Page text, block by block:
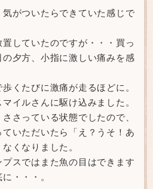
がついたらできていた感じで
していたのですが・・・買っ
夕方、小指に激しい痛みを感
くたびに激痛が走るほどに。
イルさんに駆け込みました。
さっている状態でしたので、
いただいたら「え？うそ！あ
くなりました。
スではまた魚の目はできます
・・・。